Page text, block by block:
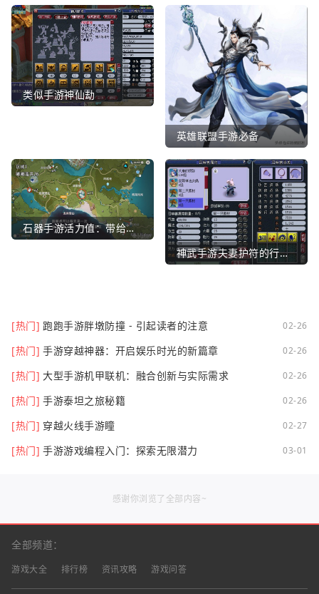
类似手游神仙劫
英雄联盟手游必备
石器手游活力值：带给你全新的游戏体验
神武手游夫妻护符的行业文章
[热门] 跑跑手游胖墩防撞 - 引起读者的注意 02-26
[热门] 手游穿越神器：开启娱乐时光的新篇章 02-26
[热门] 大型手游机甲联机：融合创新与实际需求 02-26
[热门] 手游泰坦之旅秘籍 02-26
[热门] 穿越火线手游瞳 02-27
[热门] 手游游戏编程入门：探索无限潜力 03-01
感谢你浏览了全部内容~
全部频道：
游戏大全 排行榜 资讯攻略 游戏问答